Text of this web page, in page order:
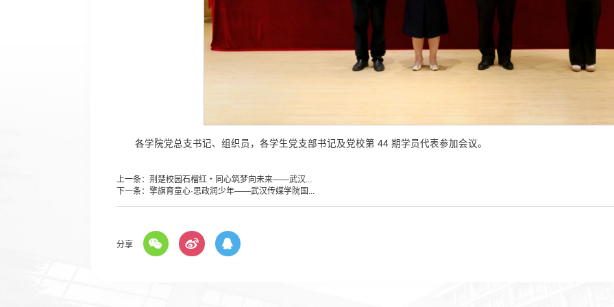
各学院党总支书记、组织员，各学生党支部书记及党校第 44 期学员代表参加会议。
上一条： 荆楚校园石榴红・同心筑梦向未来——武汉...
下一条： 擎旗育童心·思政润少年——武汉传媒学院国...
分享